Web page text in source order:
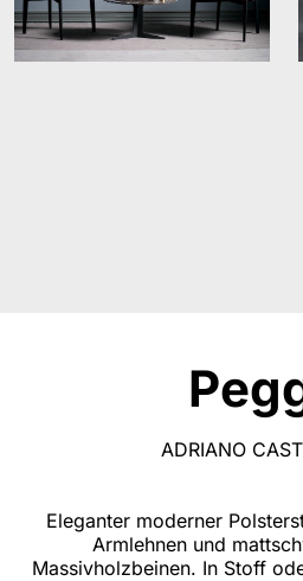
ADRIANO
Eleganter moderner
Armlehnen und
Massivholzbeinen. In Stoff